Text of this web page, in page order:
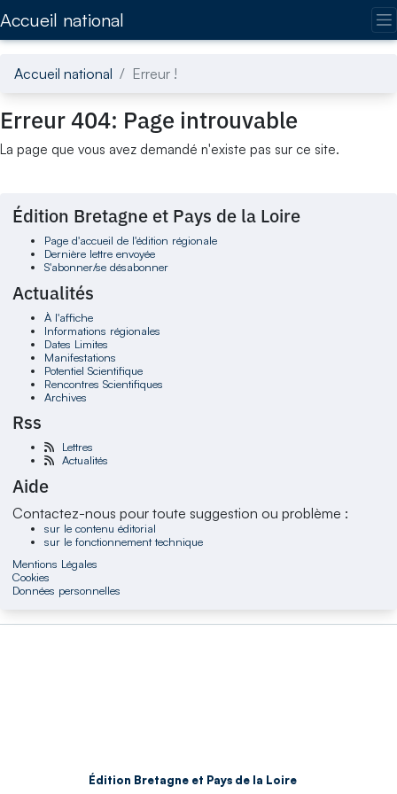
Accueil national
Accueil national Erreur !
Erreur 404: Page introuvable
La page que vous avez demandé n'existe pas sur ce site.
Édition Bretagne et Pays de la Loire
Page d'accueil de l'édition régionale
Dernière lettre envoyée
S'abonner/se désabonner
Actualités
À l'affiche
Informations régionales
Dates Limites
Manifestations
Potentiel Scientifique
Rencontres Scientifiques
Archives
Rss
Lettres
Actualités
Aide
Contactez-nous pour toute suggestion ou problème :
sur le contenu éditorial
sur le fonctionnement technique
Mentions Légales
Cookies
Données personnelles
Édition Bretagne et Pays de la Loire